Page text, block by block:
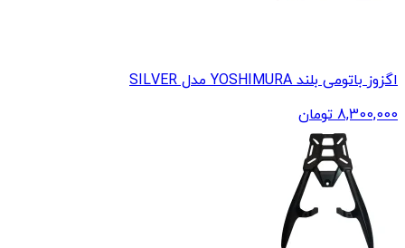
‏اگزوز باتومی بلند YOSHIMURA مدل SILVER
8,300,000 تومان